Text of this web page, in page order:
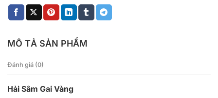
MÔ TẢ SẢN PHẨM
Đánh giá (0)
Hải Sâm Gai Vàng